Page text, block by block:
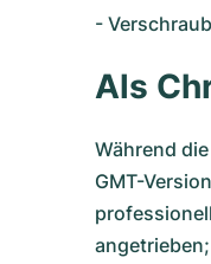
-
Als
Während
GMT-